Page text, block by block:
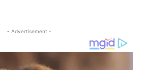
- Advertisement -